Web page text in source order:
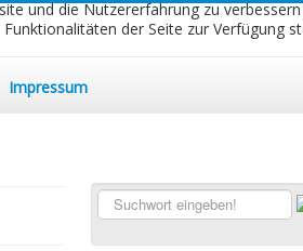
Impressum
Suchen...
und die Nutzererfahrung zu
der Seite zur Verfügung